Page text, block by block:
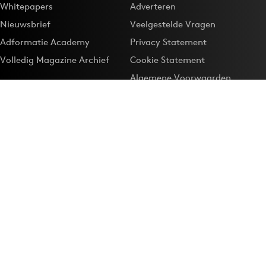
Whitepapers
Nieuwsbrief
Adformatie Academy
Volledig Magazine Archief
Adverteren
Veelgestelde Vragen
Privacy Statement
Cookie Statement
Algemene Voorwaarden